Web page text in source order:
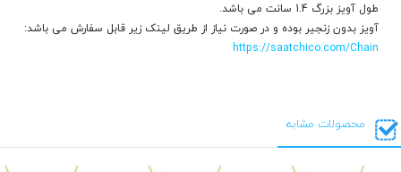
طول آویز بزرگ 1.4 سانت می باشد.
آویز بدون زنجیر بوده و در صورت نیاز از طریق لینک زیر قابل سفارش می باشد:
https://saatchico.com/Chain
محصولات مشابه